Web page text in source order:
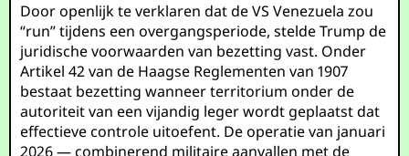
Door openlijk te verklaren dat de VS Venezuela zou
“run” tijdens een overgangsperiode, stelde Trump de
juridische voorwaarden van bezetting vast. Onder
Artikel 42 van de Haagse Reglementen van 1907
bestaat bezetting wanneer territorium onder de
autoriteit van een vijandig leger wordt geplaatst dat
effectieve controle uitoefent. De operatie van januari
2026 — combinerend militaire aanvallen met de